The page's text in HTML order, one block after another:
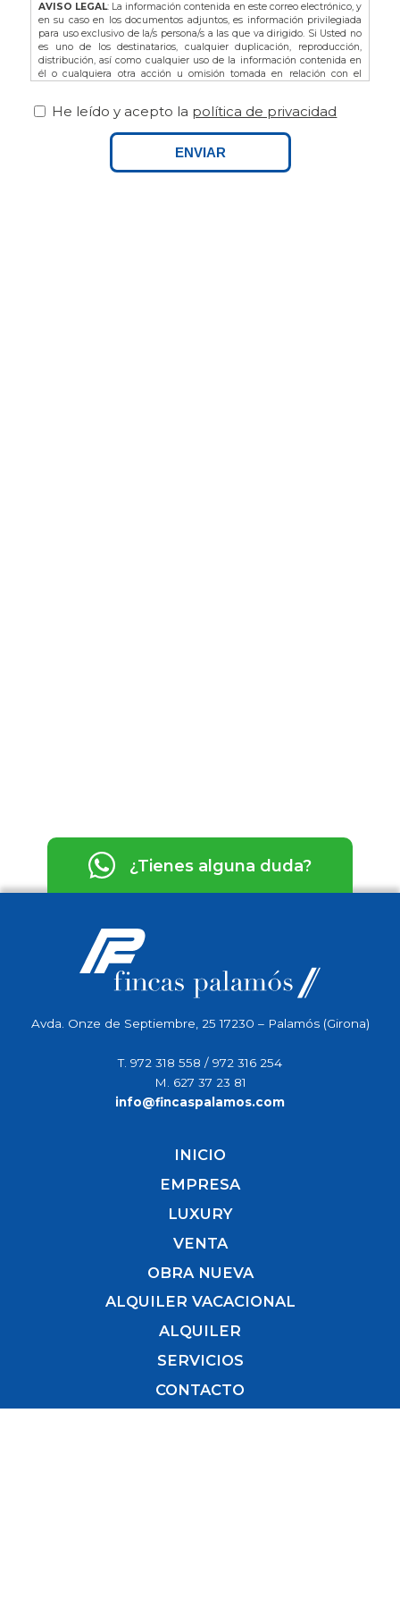
AVISO LEGAL: La información contenida en este correo electrónico, y
en su caso en los documentos adjuntos, es información privilegiada
para uso exclusivo de la/s persona/s a las que va dirigido. Si Usted no
es uno de los destinatarios, cualquier duplicación, reproducción,
distribución, así como cualquier uso de la información contenida en
él o cualquiera otra acción u omisión tomada en relación con el
electrónico, así como de sus adjuntos si los hubiere.
De acuerdo con la L.O. 3/2018 de Protección de Datos de Carácter
Personal y Garantía de los Derechos Digitales, así como del
sus derechos dirigiéndose a FINCAS PALAMOS, domiciliada en AVDA.
He leído y acepto la política de privacidad
ENVIAR
¿Tienes alguna duda?
Avda. Onze de Septiembre, 25 17230 – Palamós (Girona)
T. 972 318 558 / 972 316 254
M. 627 37 23 81
info@fincaspalamos.com
INICIO
EMPRESA
LUXURY
VENTA
OBRA NUEVA
ALQUILER VACACIONAL
ALQUILER
SERVICIOS
CONTACTO